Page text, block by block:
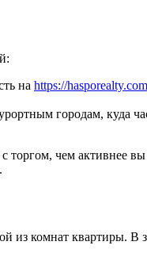
на https://hasporealty.com
городам, куда
чем активнее вы
из комнат квартиры. В